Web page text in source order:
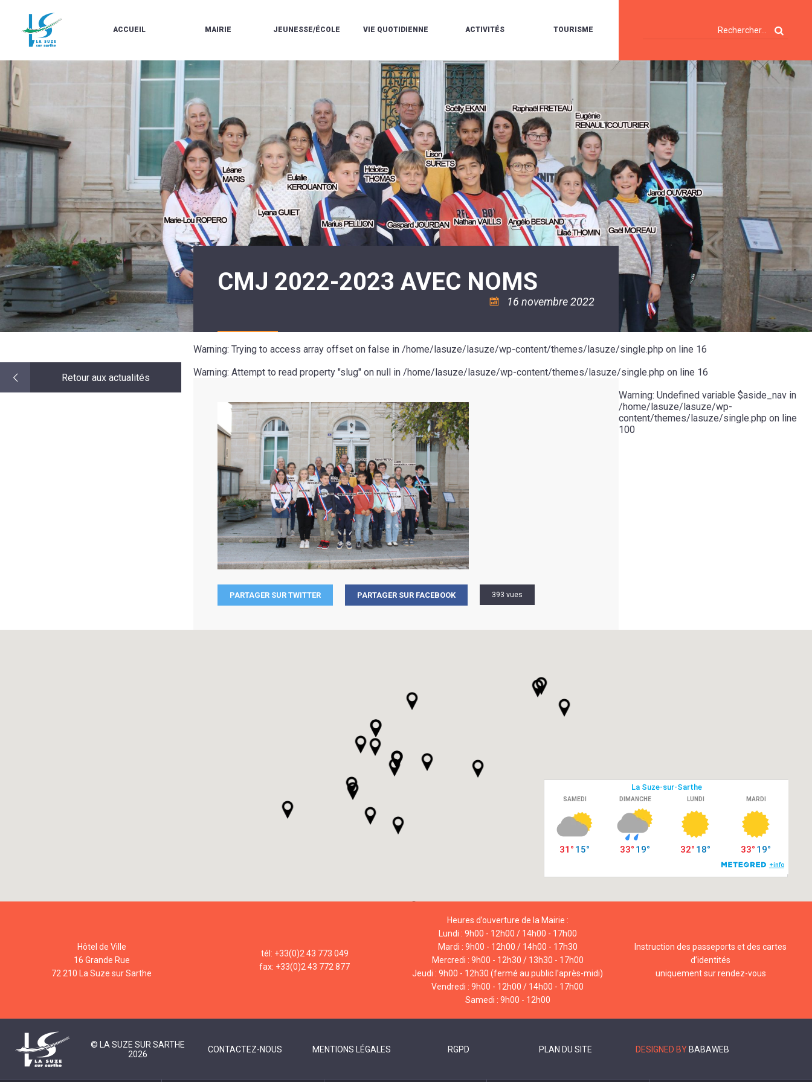
ACCUEIL
LA
AU
DÉBUT
DU
SIÈCLE
MAIRIE
ÉLUS
HORAIRES
URBANISME/PLU
EN
LIGNE
CARTES
D'IDENTITÉ-
PASSEPORTS
LE
CMJ
RÉUNIONS
DU
CONSEIL
MUNICIPAL
ARRÊTÉS
ET
DÉCISIONS
DU
MAIRE
LE
MOT
LA
JEUNESSE/ÉCOLE
LOISIRS
PÉRISCOLAIRE
MERCREDIS
RÉCRÉATIFS
LE
RESTAURANT
SCOLAIRE
LES
ÉCOLES
/
LE
COLLÈGE
ESPACE
JEUNES
11
-
ASSOCIATION
LA
VIE QUOTIDIENNE
ESPACE
VIE
SOCIALE
QUELQUES
RÈGLES
DE
VIE
ENVIRONNEMENT
L'EAU
ET
L'ASSAINISSEMENT
LA
RÉSIDENCE
AUTONOMIE
LE
CCAS
LA
/
RISQUES
ACTIVITÉS
LA
MÉDIATHÈQUE
L'ÉCOLE
COMMUNAUTAIRE
DE
MUSIQUE
L'ÉCOLE
COMMUNAUTAIRE
DE
DANSE
LA
PISCINE
COMMUNAUTAIRE
ASSOCIATIONS
TOURISME
ET
DÉCOUVERTES
LES
RANDONNÉES
LE
CAMPING
POUR
CAMPING-
CARS
TENTES
ET
CARAVANES
LA
HALTE
FLUVIALE
VENIR
Retour aux actualités
Warning: Trying to access array offset on false in /home/lasuze/lasuze/wp-content/themes/lasuze/single.php on line 16
Warning: Attempt to read property "slug" on null in /home/lasuze/lasuze/wp-content/themes/lasuze/single.php on line 16
CMJ 2022-2023 AVEC NOMS
16 novembre 2022
PARTAGER SUR TWITTER PARTAGER SUR FACEBOOK 393 vues
Warning: Undefined variable $aside_nav in
/home/lasuze/lasuze/wp-
content/themes/lasuze/single.php on line
100
Hôtel de Ville
16 Grande Rue
72 210 La Suze sur Sarthe
tél: +33(0)2 43 773 049
fax: +33(0)2 43 772 877
Heures d’ouverture de la Mairie :
Lundi : 9h00 - 12h00 / 14h00 - 17h00
Mardi : 9h00 - 12h00 / 14h00 - 17h30
Mercredi : 9h00 - 12h30 / 13h30 - 17h00
Jeudi : 9h00 - 12h30 (fermé au public l'après-midi)
Vendredi : 9h00 - 12h00 / 14h00 - 17h00
Samedi : 9h00 - 12h00
Instruction des passeports et des cartes
d’identités
uniquement sur rendez-vous
© LA SUZE SUR SARTHE
2026
CONTACTEZ-NOUS MENTIONS LÉGALES RGPD PLAN DU SITE DESIGNED BY BABAWEB